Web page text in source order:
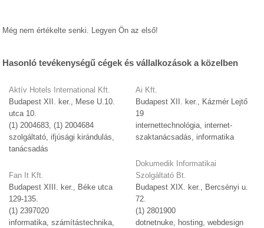
Még nem értékelte senki. Legyen Ön az első!
Hasonló tevékenységű cégek és vállalkozások a közelben
Aktív Hotels International Kft.
Budapest XII. ker., Mese U.10.
utca 10.
(1) 2004683, (1) 2004684
szolgáltató, ifjúsági kirándulás,
tanácsadás
Fan It Kft.
Budapest XIII. ker., Béke utca
129-135.
(1) 2397020
informatika, számítástechnika,
Ai Kft.
Budapest XII. ker., Kázmér Lejtő
19
internettechnológia, internet-
szaktanácsadás, informatika
Dokumedik Informatikai
Szolgáltató Bt.
Budapest XIX. ker., Bercsényi u.
72.
(1) 2801900
dotnetnuke, hosting, webdesign